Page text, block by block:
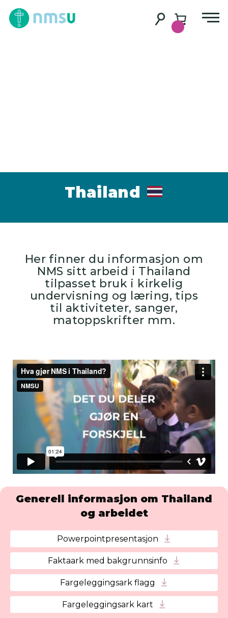
Thailand
Her finner du informasjon om
NMS sitt arbeid i Thailand
tilpasset bruk i kirkelig
undervisning og læring, tips
til aktiviteter, sanger,
matoppskrifter mm.
Generell informasjon om Thailand
og arbeidet
Powerpointpresentasjon
Faktaark med bakgrunnsinfo
Fargeleggingsark flagg
Fargeleggingsark kart